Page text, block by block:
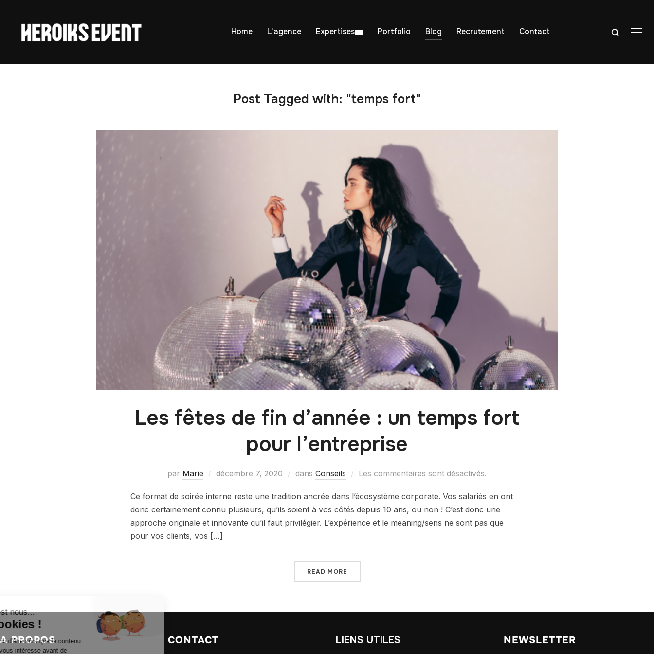
Home L’agence Expertises Portfolio Blog Recrutement Contact
Post Tagged with: "temps fort"
Les fêtes de fin d’année : un temps fort
pour l’entreprise
par Marie décembre 7, 2020 dans Conseils Les commentaires sont désactivés.
Ce format de soirée interne reste une tradition ancrée dans l’écosystème corporate. Vos salariés en ont
donc certainement connu plusieurs, qu’ils soient à vos côtés depuis 10 ans, ou non ! C’est donc une
approche originale et innovante qu’il faut privilégier. L’expérience et le meaning/sens ne sont pas que
pour vos clients, vos […]
READ MORE
A PROPOS CONTACT LIENS UTILES NEWSLETTER